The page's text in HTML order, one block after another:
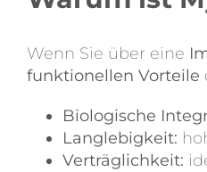
Wenn Sie über eine
funktionellen Vorteile
Biologische
Langlebigkeit:
Verträglichkeit: